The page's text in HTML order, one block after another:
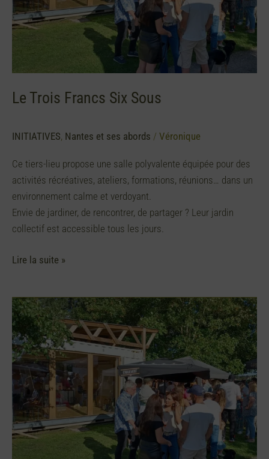
Le Trois Francs Six Sous
INITIATIVES, Nantes et ses abords / Véronique
Ce tiers-lieu propose une salle polyvalente équipée pour des
activités récréatives, ateliers, formations, réunions… dans un
environnement calme et verdoyant.
Envie de jardiner, de rencontrer, de partager ? Leur jardin
collectif est accessible tous les jours.
Lire la suite »
L’Agronaute